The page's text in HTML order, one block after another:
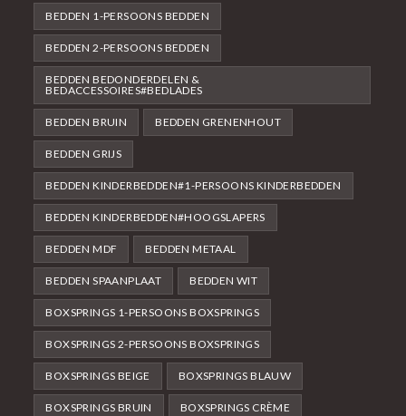
BEDDEN 1-PERSOONS BEDDEN
BEDDEN 2-PERSOONS BEDDEN
BEDDEN BEDONDERDELEN &
BEDACCESSOIRES#BEDLADES
BEDDEN BRUIN BEDDEN GRENENHOUT
BEDDEN GRIJS
BEDDEN KINDERBEDDEN#1-PERSOONS KINDERBEDDEN
BEDDEN KINDERBEDDEN#HOOGSLAPERS
BEDDEN MDF BEDDEN METAAL
BEDDEN SPAANPLAAT BEDDEN WIT
BOXSPRINGS 1-PERSOONS BOXSPRINGS
BOXSPRINGS 2-PERSOONS BOXSPRINGS
BOXSPRINGS BEIGE BOXSPRINGS BLAUW
BOXSPRINGS BRUIN BOXSPRINGS CRÈME